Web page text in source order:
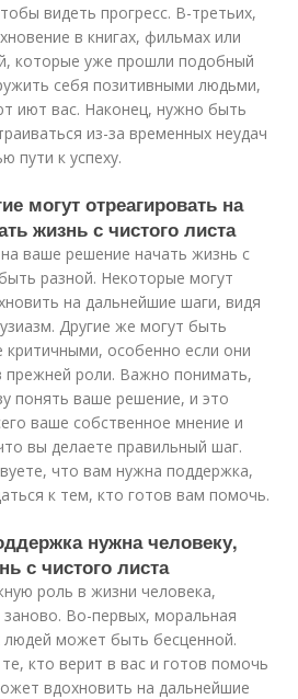
видеть прогресс. В-третьих,
в книгах, фильмах или
которые уже прошли подобный
себя позитивными людьми,
иют вас. Наконец, нужно быть
из-за временных неудач
пути к успеху.
могут отреагировать на
жизнь с чистого листа
ваше решение начать жизнь с
разной. Некоторые могут
на дальнейшие шаги, видя
Другие же могут быть
особенно если они
прежней роли. Важно понимать,
понять ваше решение, и это
ваше собственное мнение и
вы делаете правильный шаг.
что вам нужна поддержка,
к тем, кто готов вам помочь.
нужна человеку,
с чистого листа
роль в жизни человека,
Во-первых, моральная
людей может быть бесценной.
кто верит в вас и готов помочь
вдохновить на дальнейшие